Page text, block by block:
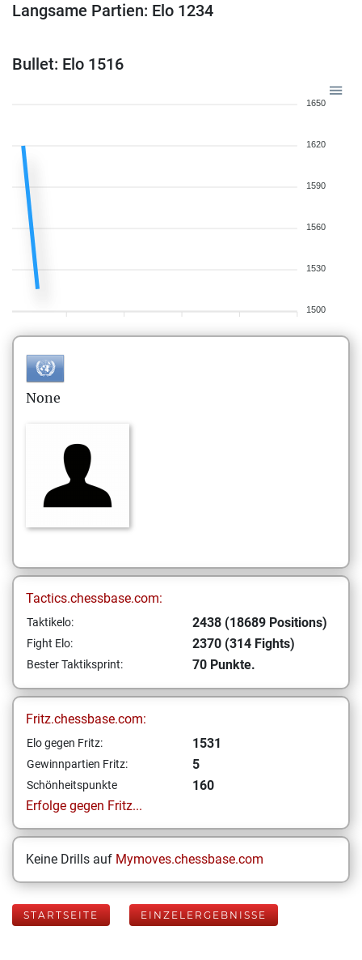
Langsame Partien: Elo 1234
Bullet: Elo 1516
1650
1620
1590
1560
1530
1500
None
Tactics.chessbase.com:
Taktikelo: 2438 (18689 Positions)
Fight Elo: 2370 (314 Fights)
Bester Taktiksprint: 70 Punkte.
Fritz.chessbase.com:
Elo gegen Fritz: 1531
Gewinnpartien Fritz: 5
Schönheitspunkte
160
Erfolge gegen Fritz...
Keine Drills auf Mymoves.chessbase.com
STARTSEITE EINZELERGEBNISSE